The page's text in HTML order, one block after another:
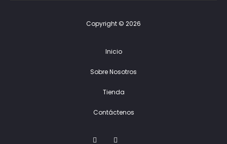
Copyright © 2026
Inicio
Sobre Nosotros
Tienda
Contáctenos